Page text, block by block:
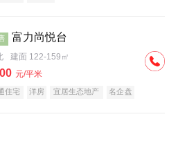
富力尚悦台
建面 122-159㎡
元/平米
住宅 洋房 宜居生态地产
名企盘